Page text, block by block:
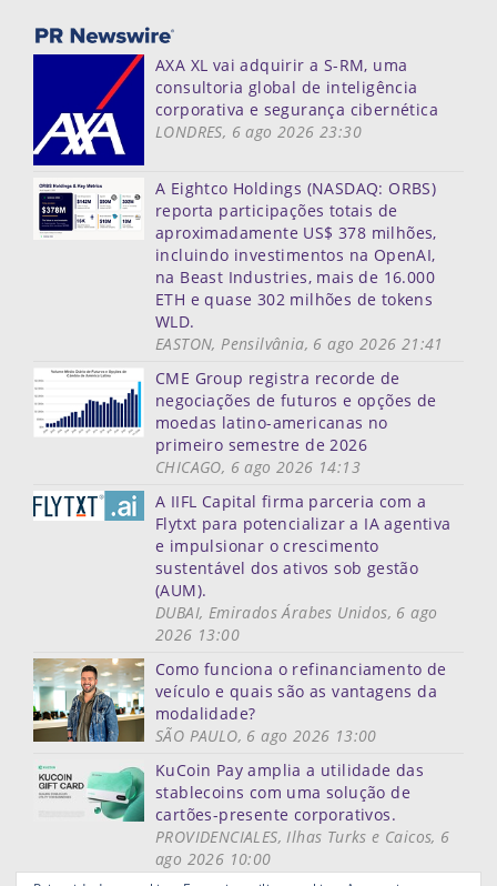
AXA XL vai adquirir a S-RM, uma
consultoria global de inteligência
corporativa e segurança cibernética
LONDRES, 6 ago 2026 23:30
A Eightco Holdings (NASDAQ: ORBS)
reporta participações totais de
aproximadamente US$ 378 milhões,
incluindo investimentos na OpenAI,
na Beast Industries, mais de 16.000
ETH e quase 302 milhões de tokens
WLD.
EASTON, Pensilvânia, 6 ago 2026 21:41
CME Group registra recorde de
negociações de futuros e opções de
moedas latino-americanas no
primeiro semestre de 2026
CHICAGO, 6 ago 2026 14:13
A IIFL Capital firma parceria com a
Flytxt para potencializar a IA agentiva
e impulsionar o crescimento
sustentável dos ativos sob gestão
(AUM).
DUBAI, Emirados Árabes Unidos, 6 ago
2026 13:00
Como funciona o refinanciamento de
veículo e quais são as vantagens da
modalidade?
SÃO PAULO, 6 ago 2026 13:00
KuCoin Pay amplia a utilidade das
stablecoins com uma solução de
cartões-presente corporativos.
PROVIDENCIALES, Ilhas Turks e Caicos, 6
ago 2026 10:00